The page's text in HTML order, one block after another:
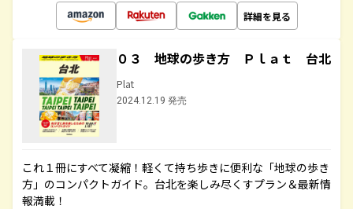
詳細を見る
０３ 地球の歩き方 Ｐｌａｔ 台北
Plat
2024.12.19 発売
これ１冊にすべて凝縮！軽くて持ち歩きに便利な「地球の歩き
方」のコンパクトガイド。台北を楽しみ尽くすプラン＆最新情
報満載！